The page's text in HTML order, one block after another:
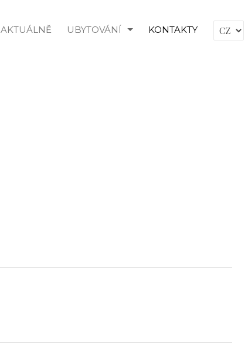
AKTUÁLNĚ UBYTOVÁNÍ KONTAKTY